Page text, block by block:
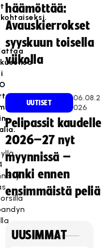
häämöttää:
Avauskierrokset
syyskuun toisella
viikolla
UUTISET
06.08.2
026
Pelipassit kaudelle
2026–27 nyt
myynnissä –
hanki ennen
ensimmäistä peliä
UUSIMMAT